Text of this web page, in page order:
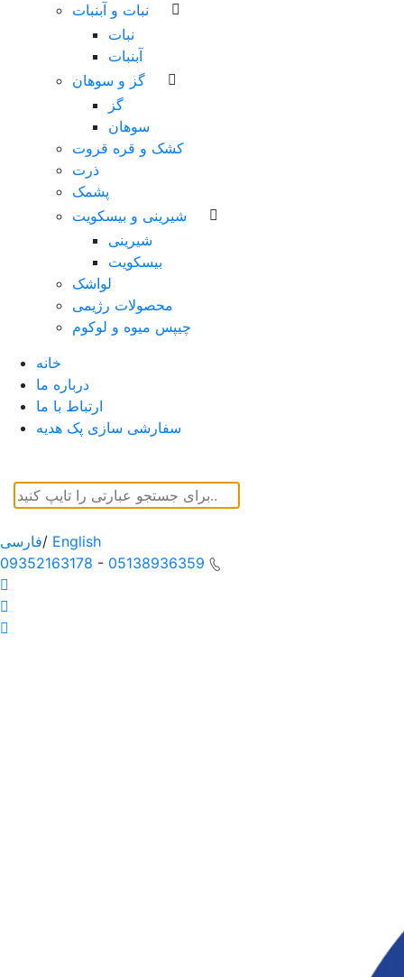
نبات و آبنبات
نبات
آبنبات
گز و سوهان
گز
سوهان
کشک و قره قروت
ذرت
پشمک
شیرینی و بیسکویت
شیرینی
بیسکویت
لواشک
محصولات رژیمی
چیپس میوه و لوکوم
خانه
درباره ما
ارتباط با ما
سفارشی سازی پک هدیه
فارسی/ English
09352163178 - 05138936359